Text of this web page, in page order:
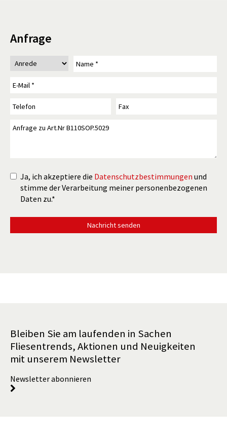
Anfrage
Ja, ich akzeptiere die Datenschutzbestimmungen und
stimme der Verarbeitung meiner personenbezogenen
Daten zu.*
Bleiben Sie am laufenden in Sachen
Fliesentrends, Aktionen und Neuigkeiten
mit unserem Newsletter
Newsletter abonnieren